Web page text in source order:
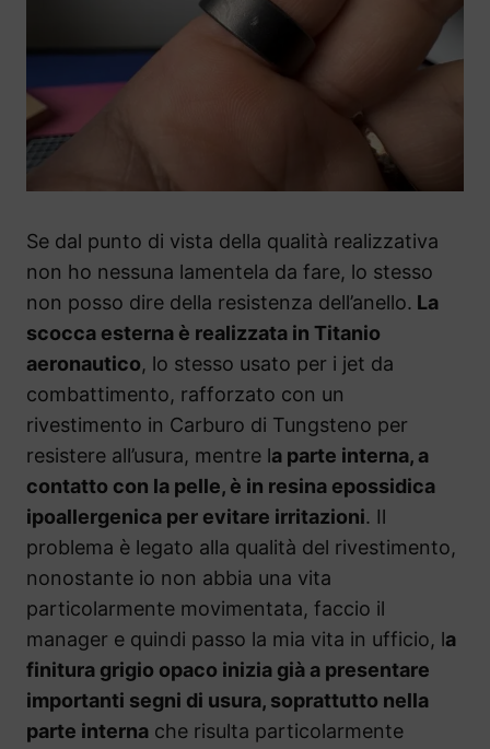
Se dal punto di vista della qualità realizzativa
non ho nessuna lamentela da fare, lo stesso
non posso dire della resistenza dell’anello. La
scocca esterna è realizzata in Titanio
aeronautico, lo stesso usato per i jet da
combattimento, rafforzato con un
rivestimento in Carburo di Tungsteno per
resistere all’usura, mentre la parte interna, a
contatto con la pelle, è in resina epossidica
ipoallergenica per evitare irritazioni. Il
problema è legato alla qualità del rivestimento,
nonostante io non abbia una vita
particolarmente movimentata, faccio il
manager e quindi passo la mia vita in ufficio, la
finitura grigio opaco inizia già a presentare
importanti segni di usura, soprattutto nella
parte interna che risulta particolarmente